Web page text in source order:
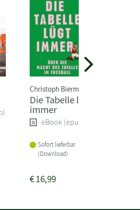
Christoph Biermann
Die Tabelle lügt
immer
eBook (epub)
Sofort lieferbar
(Download)
€16,99